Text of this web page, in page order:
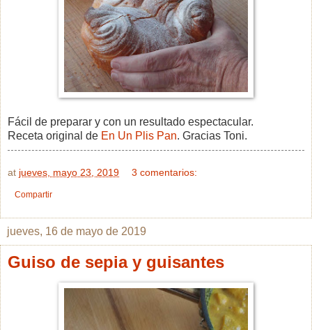
Fácil de preparar y con un resultado espectacular.
Receta original de En Un Plis Pan. Gracias Toni.
at jueves, mayo 23, 2019 3 comentarios:
Compartir
jueves, 16 de mayo de 2019
Guiso de sepia y guisantes